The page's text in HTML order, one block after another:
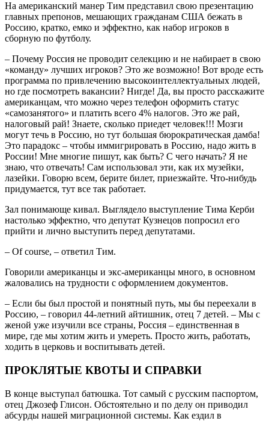
На американский манер Тим представил свою презентацию
главных препонов, мешающих гражданам США бежать в
Россию, кратко, емко и эффектно, как набор игроков в
сборную по футболу.
– Почему Россия не проводит селекцию и не набирает в свою
«команду» лучших игроков? Это же возможно! Вот вроде есть
программа по привлечению высокоинтеллектуальных людей,
но где посмотреть вакансии? Нигде! Да, вы просто расскажите
американцам, что можно через телефон оформить статус
«самозанятого» и платить всего 4% налогов. Это же рай,
налоговый рай! Знаете, сколько приедет человек!!! Мозги
могут течь в Россию, но тут большая бюрократическая дамба!
Это парадокс – чтобы иммигрировать в Россию, надо жить в
России! Мне многие пишут, как быть? С чего начать? Я не
знаю, что отвечать! Сам использовал эти, как их музейки,
лазейки. Говорю всем, берите билет, приезжайте. Что-нибудь
придумается, тут все так работает.
Зал понимающе кивал. Выглядело выступление Тима Керби
настолько эффектно, что депутат Кузнецов попросил его
прийти и лично выступить перед депутатами.
– Оf course, – ответил Тим.
Говорили американцы и экс-американцы много, в основном
жаловались на трудности с оформлением документов.
– Если бы был простой и понятный путь, мы бы переехали в
Россию, – говорил 44-летний айтишник, отец 7 детей. – Мы с
женой уже изучили все страны, Россия – единственная в
мире, где мы хотим жить и умереть. Просто жить, работать,
ходить в церковь и воспитывать детей.
ПРОКЛЯТЫЕ КВОТЫ И СПРАВКИ
В конце выступал батюшка. Тот самый с русским паспортом,
отец Джозеф Глисон. Обстоятельно и по делу он приводил
абсурды нашей миграционной системы. Как ездил в